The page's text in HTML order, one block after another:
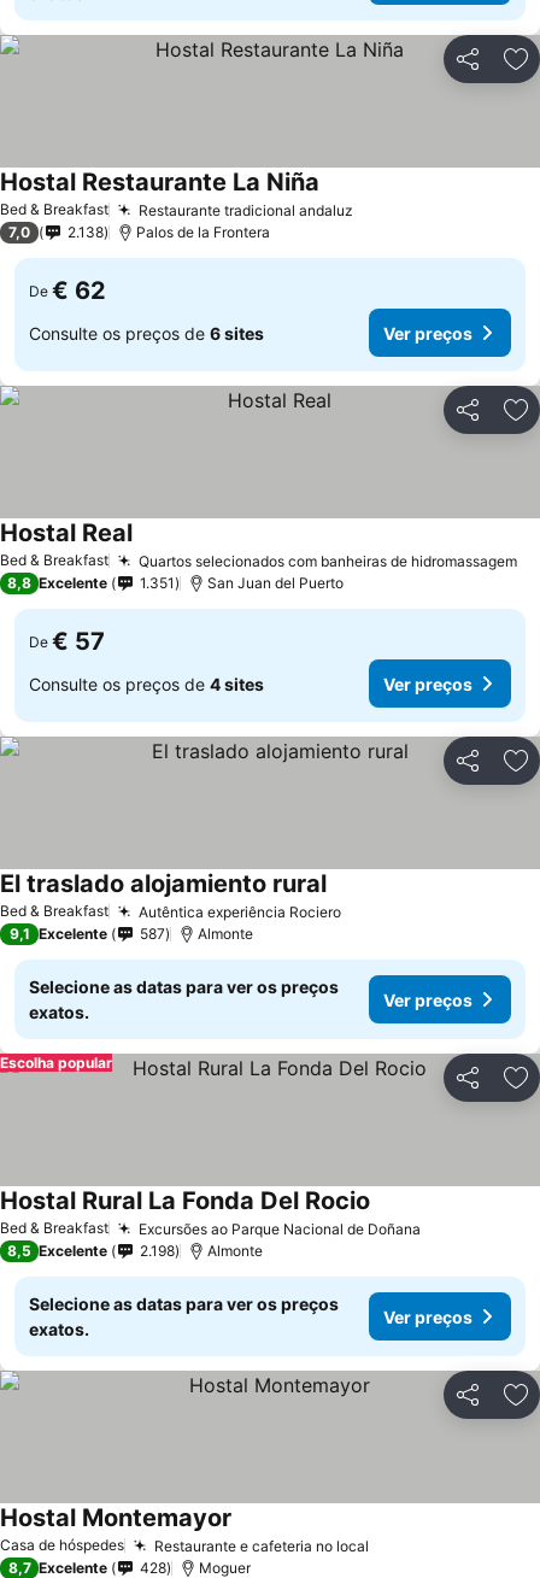
Partilhar
Bed & Breakfast Restaurante tradicional andaluz
Hostal Restaurante La Niña
7,0 2.138 Palos de la Frontera
De € 62
Consulte os preços de 6 sites Ver preços
Partilhar
Bed & Breakfast Quartos selecionados com banheiras de hidromassagem
Hostal RealVer preços
8,8 Excelente 1.351 San Juan del Puerto
De € 57
Consulte os preços de 4 sites Ver preços
Partilhar
Bed & Breakfast Autêntica experiência RocieroVer preços
El traslado alojamiento ruralVer preços
9,1 Excelente 587 Almonte
Selecione as datas para ver os preços
exatos.
Ver preços
Partilhar
Escolha popular
Bed & Breakfast Excursões ao Parque Nacional de Doñana
Hostal Rural La Fonda Del Rocio
8,5 Excelente 2.198 Almonte
Selecione as datas para ver os preços
exatos.
Ver preços
Partilhar
Casa de hóspedes Restaurante e cafeteria no local
Hostal Montemayor
8,7 Excelente 428 Moguer